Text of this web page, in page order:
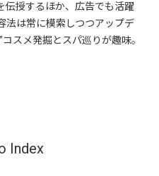
伝授するほか、広告でも活躍
法は常に模索しつつアップデ
スメ発掘とスパ巡りが趣味。
Index